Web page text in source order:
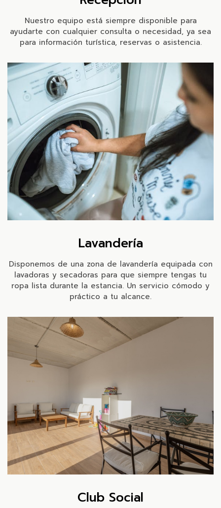
Nuestro equipo está siempre disponible para
ayudarte con cualquier consulta o necesidad, ya sea
para información turística, reservas o asistencia.
Lavandería
Disponemos de una zona de lavandería equipada con
lavadoras y secadoras para que siempre tengas tu
ropa lista durante la estancia. Un servicio cómodo y
práctico a tu alcance.
Club Social